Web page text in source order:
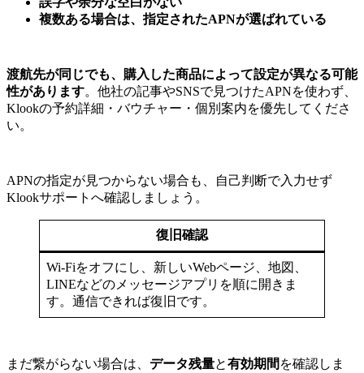
複数ある場合は、指定されたAPNが選ばれている
渡航先が同じでも、購入した商品によって設定が異なる可能
性があります。他社の記事やSNSで見つけたAPNを使わず、
Klookの予約詳細・バウチャー・個別案内を優先してくださ
い。
APNの指定が見つからない場合も、自己判断で入力せず
Klookサポートへ確認しましょう。
復旧確認
Wi-Fiをオフにし、新しいWebページ、地図、
LINEなどのメッセージアプリを順に開きま
す。通信できれば復旧です。
まだ繋がらない場合は、 データ残量と有効期間 を確認しま